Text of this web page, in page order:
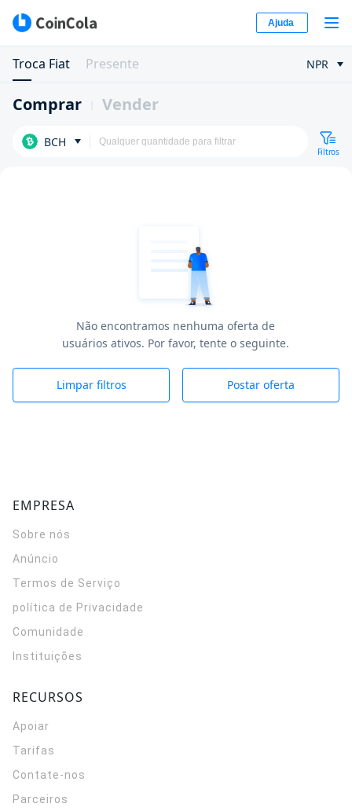
Ajuda
Troca Fiat Presente NPR
Comprar Vender
BCH
Filtros
Não encontramos nenhuma oferta de
usuários ativos. Por favor, tente o seguinte.
Limpar filtros Postar oferta
EMPRESA
Sobre nós
Anúncio
Termos de Serviço
política de Privacidade
Comunidade
Instituições
RECURSOS
Apoiar
Tarifas
Contate-nos
Parceiros